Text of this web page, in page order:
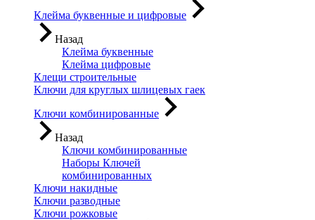
Клейма буквенные и цифровые
Назад
Клейма буквенные
Клейма цифровые
Клещи строительные
Ключи для круглых шлицевых гаек
Ключи комбинированные
Назад
Ключи комбинированные
Наборы Ключей
комбинированных
Ключи накидные
Ключи разводные
Ключи рожковые